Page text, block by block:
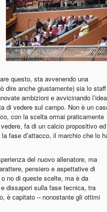
questo, sta avvenendo una
dire anche giustamente) sia lo staff
ambizioni e avvicinando
di vedere sul campo. Non è un
con la scelta ormai praticamente
fa di un calcio propositivo ed
fase d’attacco, il marchio che lo
del nuovo allenatore, ma
pensiero e aspettative di
no di queste scelte, ma è da
dissapori sulla fase tecnica, tra
è capitato – nonostante gli ottimi